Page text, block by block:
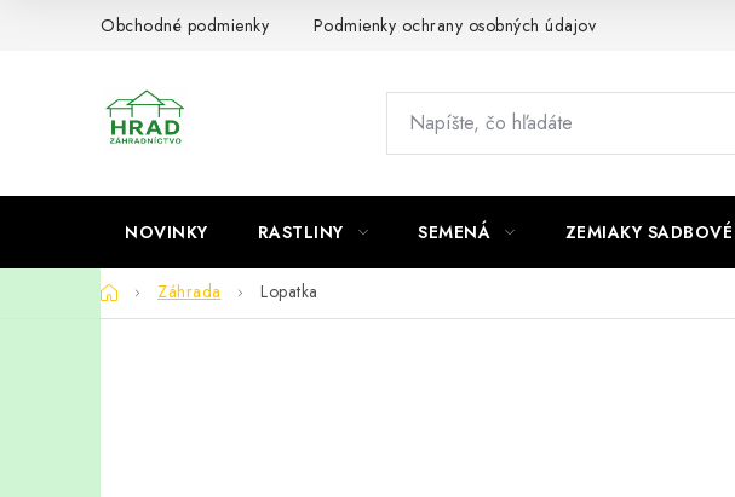
Obchodné podmienky Podmienky ochrany osobných údajov
NOVINKY RASTLINY SEMENÁ ZEMIAKY SADBOVÉ
DomovZáhrada Lopatka